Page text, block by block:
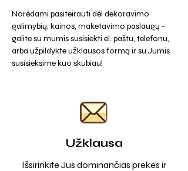
Norėdami pasiteirauti dėl dekoravimo
galimybių, kainos, maketavimo paslaugų -
galite su mumis susisiekti el. paštu, telefonu,
arba užpildykte užklausos formą ir su Jumis
susisieksime kuo skubiau!
Užklausa
Išsirinkite Jus dominančias prekes ir